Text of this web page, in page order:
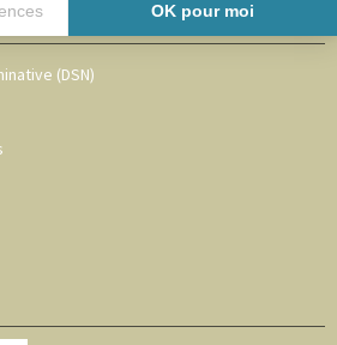
OK pour moi
Consentement : Personnalisez vos
(DSN)